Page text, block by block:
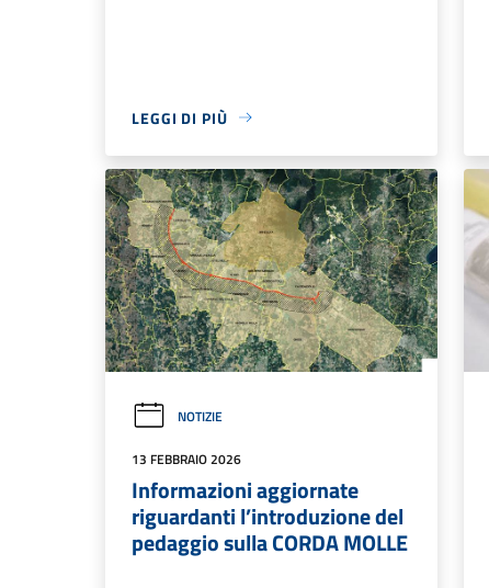
LEGGI DI PIÙ
NOTIZIE
13 FEBBRAIO 2026
Informazioni aggiornate
riguardanti l’introduzione del
pedaggio sulla CORDA MOLLE